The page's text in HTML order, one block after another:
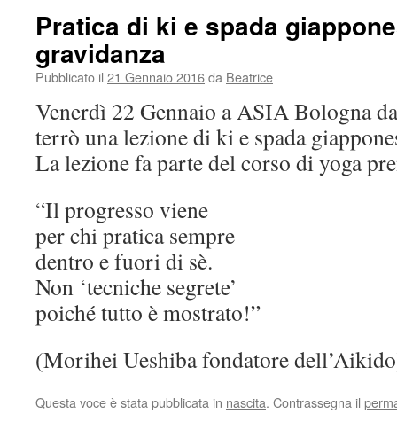
Pratica di ki e spada
gravidanza
Pubblicato il 21 Gennaio 2016da Beatrice
Venerdì 22 Gennaio a ASIA Bologna
terrò una lezione di ki e spada
La lezione fa parte del corso di yoga
“Il progresso viene
per chi pratica sempre
dentro e fuori di sè.
Non ‘tecniche segrete’
poiché tutto è mostrato!”
(Morihei Ueshiba fondatore
Questa voce è stata pubblicata in nascita. Contrassegna il